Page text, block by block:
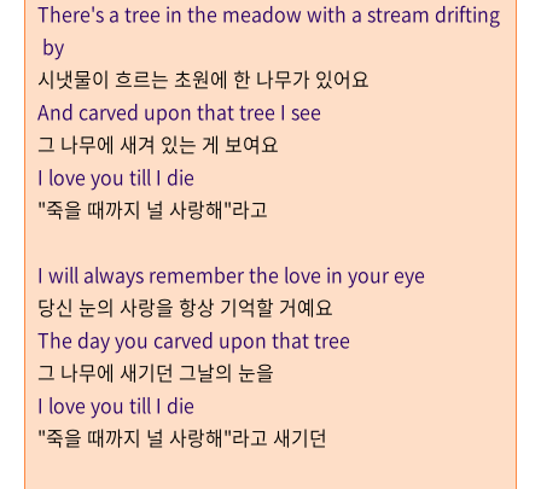
There's a tree in the meadow with a stream drifting
by
시냇물이 흐르는 초원에 한 나무가 있어요
And carved upon that tree I see
그 나무에 새겨 있는 게 보여요
I love you till I die
"죽을 때까지 널 사랑해"라고
I will always remember the love in your eye
당신 눈의 사랑을 항상 기억할 거예요
The day you carved upon that tree
그 나무에 새기던 그날의 눈을
I love you till I die
"죽을 때까지 널 사랑해"라고 새기던